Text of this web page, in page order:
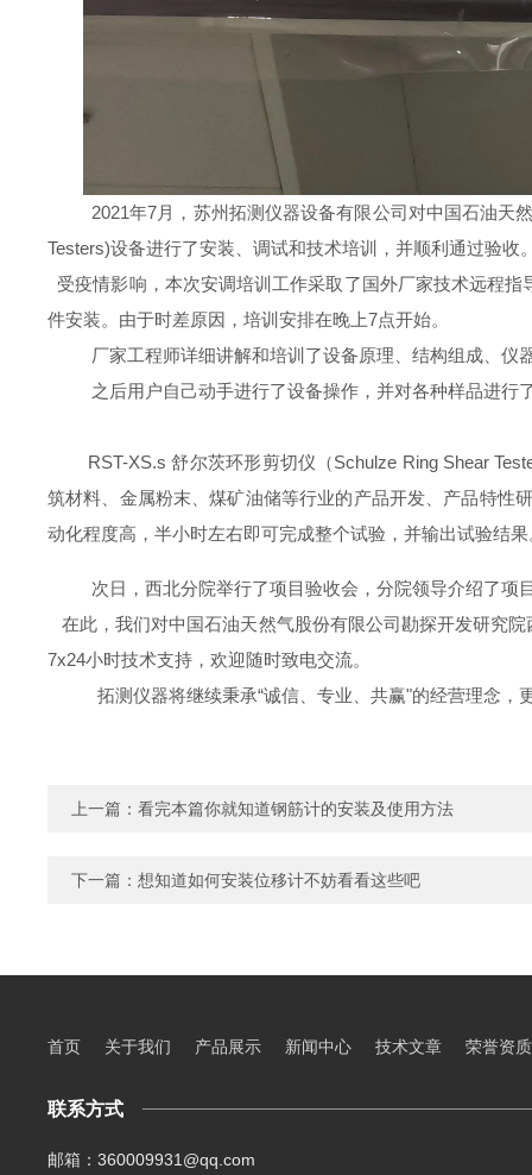
2021年7月，苏州拓测仪器设备有限公司对中国石油天
Testers)设备进行了安装、调试和技术培训，并顺利通过验收
受疫情影响，本次安调培训工作采取了国外厂家技术远程
件安装。由于时差原因，培训安排在晚上7点开始。
厂家工程师详细讲解和培训了设备原理、结构组成、
之后用户自己动手进行了设备操作，并对各种样品进行
RST-XS.s 舒尔茨环形剪切仪（Schulze Ring Shear
筑材料、金属粉末、煤矿油储等行业的产品开发、产品特性
动化程度高，半小时左右即可完成整个试验，并输出试验结果
次日，西北分院举行了项目验收会，分院领导介绍了
在此，我们对中国石油天然气股份有限公司勘探开发研究
7x24小时技术支持，欢迎随时致电交流。
拓测仪器将继续秉承“诚信、专业、共赢"的经营理念，
上一篇： 看完本篇你就知道钢筋计的安装及使用方法
下一篇： 想知道如何安装位移计不妨看看这些吧
首页 关于我们 产品展示 新闻中心 技术文章 荣誉资质
联系方式
邮箱：360009931@qq.com